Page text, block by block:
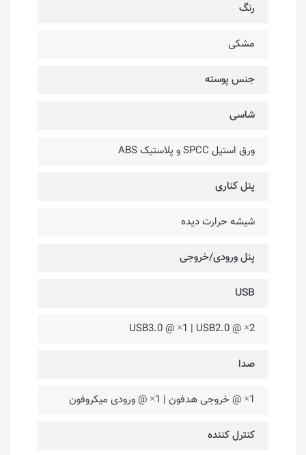
رنگ
مشکی
جنس پوسته
شاسی
ورق استیل SPCC و پلاستیک ABS
پنل کناری
شیشه حرارت دیده
پنل ورودی/خروجی
USB
2× @ USB3.0 @ ×1 | USB2.0
صدا
1× @ خروجی هدفون | 1× @ ورودی میکروفون
کنترل کننده